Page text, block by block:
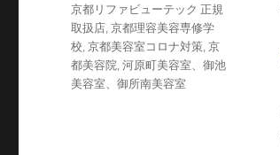
京都リファビューテック 正規
取扱店 ,京都理容美容専修学
校 ,京都美容室コロナ対策 ,京
都美容院 ,河原町美容室、御池
美容室、御所南美容室